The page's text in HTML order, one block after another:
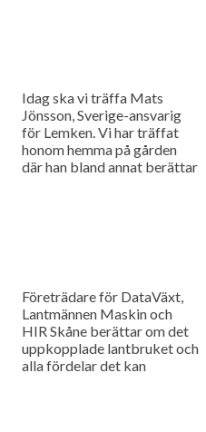
Idag ska vi träffa Mats
Jönsson, Sverige-ansvarig
för Lemken. Vi har träffat
honom hemma på gården
där han bland annat berättar
Företrädare för DataVäxt,
Lantmännen Maskin och
HIR Skåne berättar om det
uppkopplade lantbruket och
alla fördelar det kan